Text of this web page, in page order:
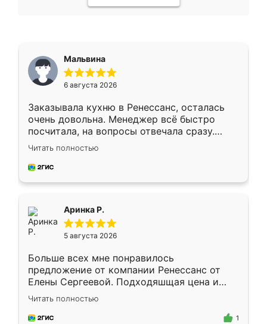
Мальвина
6 августа 2026
Заказывала кухню в Ренессанс, осталась
очень довольна. Менеджер всё быстро
посчитала, на вопросы отвечала сразу.
Замерщик приехал в субботу, подошёл к
делу со всей ответственностью. Собрали
за день, ребята работали аккуратно, даже
Читать полностью
Аринка Р.
5 августа 2026
Больше всех мне понравилось
предложение от компании Ренессанс от
Елены Сергеевой. Подходяшщая цена и
короткие сроки изготовления. Приехавший
для замера сотрудник Владислав
предложил по моему эскизу самый
Читать полностью
1